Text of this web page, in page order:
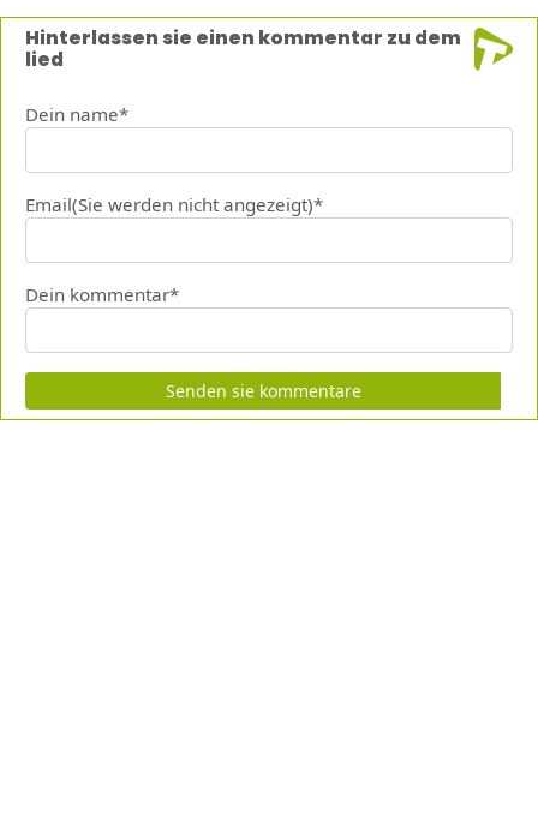
Hinterlassen sie einen kommentar zu dem
lied
Dein name*
Email(Sie werden nicht angezeigt)*
Dein kommentar*
Senden sie kommentare